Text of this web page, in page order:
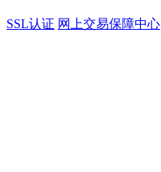
SSL认证 网上交易保障中心